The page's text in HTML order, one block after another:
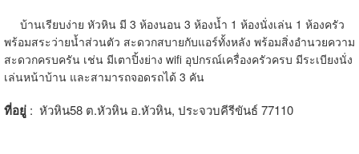
บ้านเรียบง่าย หัวหิน มี 3 ห้องนอน 3 ห้องน้ำ 1 ห้องนั่งเล่น 1 ห้องครัว
พร้อมสระว่ายน้ำส่วนตัว สะดวกสบายกับแอร์ทั้งหลัง พร้อมสิ่งอำนวยความ
สะดวกครบครัน เช่น มีเตาปิ้งย่าง wifi อุปกรณ์เครื่องครัวครบ มีระเบียงนั่ง
เล่นหน้าบ้าน และสามารถจอดรถได้ 3 คัน
ที่อยู่ : หัวหิน58 ต.หัวหิน อ.หัวหิน, ประจวบคีรีขันธ์ 77110